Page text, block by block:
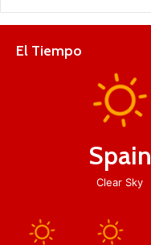
El Tiempo
Spain
Clear Sky